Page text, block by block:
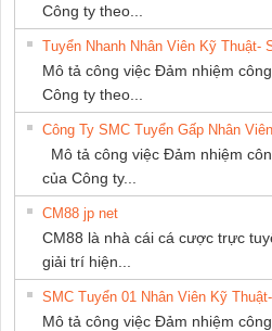
Công ty theo...
Tuyển Nhanh Nhân Viên Kỹ Thuật-
Mô tả công việc Đảm nhiệm
Công ty theo...
Công Ty SMC Tuyển Gấp Nhân
Mô tả công việc Đảm nhiệm
của Công ty...
CM88 jp net
CM88 là nhà cái cá cược trực
giải trí hiện...
SMC Tuyển 01 Nhân Viên Kỹ
Mô tả công việc Đảm nhiệm